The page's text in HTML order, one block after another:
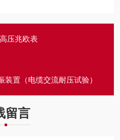
压兆欧表
装置（电缆交流耐压试验）
留言